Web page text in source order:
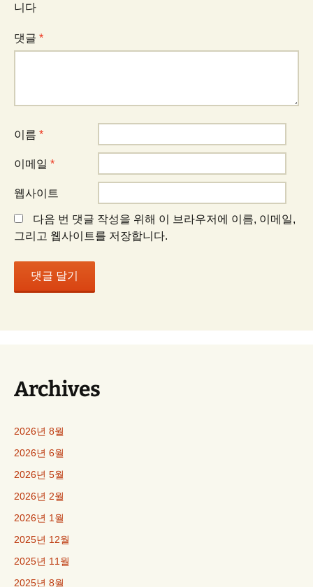
이
션
니다
댓글 *
이름 *
이메일 *
웹사이트
다음 번 댓글 작성을 위해 이 브라우저에 이름, 이메일,
그리고 웹사이트를 저장합니다.
Archives
2026년 8월
2026년 6월
2026년 5월
2026년 2월
2026년 1월
2025년 12월
2025년 11월
2025년 8월